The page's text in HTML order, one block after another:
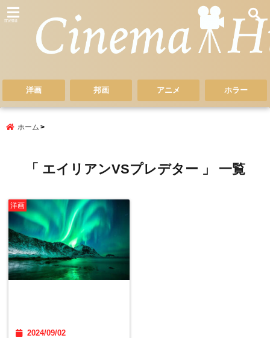
menu
洋画 邦画 アニメ ホラー
ホーム
「 エイリアンVSプレデター 」 一覧
洋画
2024/09/02